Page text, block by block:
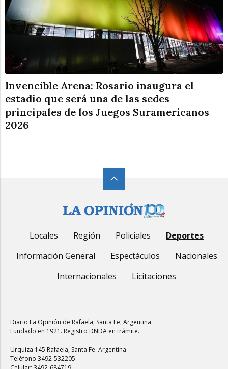
Invencible Arena: Rosario inaugura el
estadio que será una de las sedes
principales de los Juegos Suramericanos
2026
Locales Región Policiales
Deportes
Información General
Espectáculos
Nacionales
Internacionales
Licitaciones
Diario La Opinión de Rafaela, Santa Fe, Argentina.
Fundado en 1921. Registro DNDA en trámite.
Urquiza 145 Rafaela, Santa Fe. Argentina
Teléfono 3492-532205